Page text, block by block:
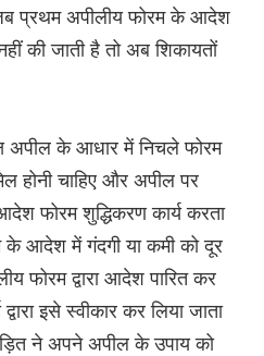
प्रथम अपीलीय फोरम के आदेश
की जाती है तो अब शिकायतों
अपील के आधार में निचले फोरम
होनी चाहिए और अपील पर
फोरम शुद्धिकरण कार्य करता
आदेश में गंदगी या कमी को दूर
फोरम द्वारा आदेश पारित कर
इसे स्वीकार कर लिया जाता
ने अपने अपील के उपाय को